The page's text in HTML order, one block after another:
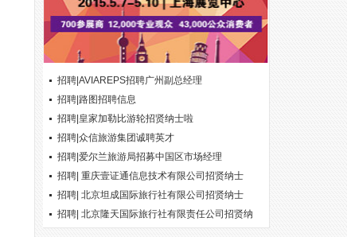
招聘|AVIAREPS招聘广州副总经理
招聘|路图招聘信息
招聘|皇家加勒比游轮招贤纳士啦
招聘|众信旅游集团诚聘英才
招聘|爱尔兰旅游局招募中国区市场经理
招聘| 重庆壹证通信息技术有限公司招贤纳士
招聘| 北京坦成国际旅行社有限公司招贤纳士
招聘| 北京隆天国际旅行社有限责任公司招贤纳